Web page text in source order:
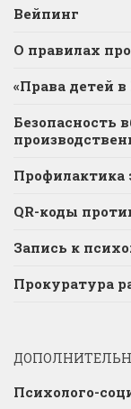
Вейпинг
О правилах
«Права детей в
Безопасность
Профилактика
QR-коды
Запись к
Прокуратура
Психолого-